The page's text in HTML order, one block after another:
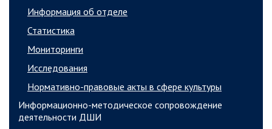
Информация об отделе
Статистика
Мониторинги
Исследования
Нормативно-правовые акты в сфере культуры
Информационно-методическое сопровождение
деятельности ДШИ